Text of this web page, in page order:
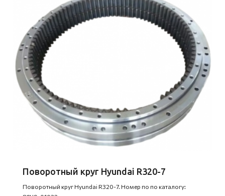
Поворотный круг Hyundai R320-7
Поворотный круг Hyundai R320-7. Номер по по каталогу: